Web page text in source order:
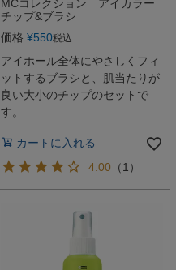
MCコレクション アイカラー
チップ&ブラシ
価格 ¥550税込
アイホール全体にやさしくフィ
ットするブラシと、肌当たりが
良い大小のチップのセットで
す。
カートに入れる
4.00 （1 ）